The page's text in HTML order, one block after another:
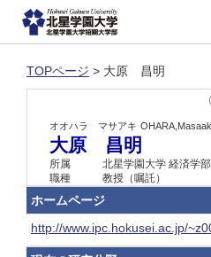
TOPページ > 大原 昌明
オオハラ マサアキ
大原 昌明
所属
北星学園大学 経済学
職種
教授（嘱託）
ホームページ
http://www.ipc.hokusei.ac.jp/